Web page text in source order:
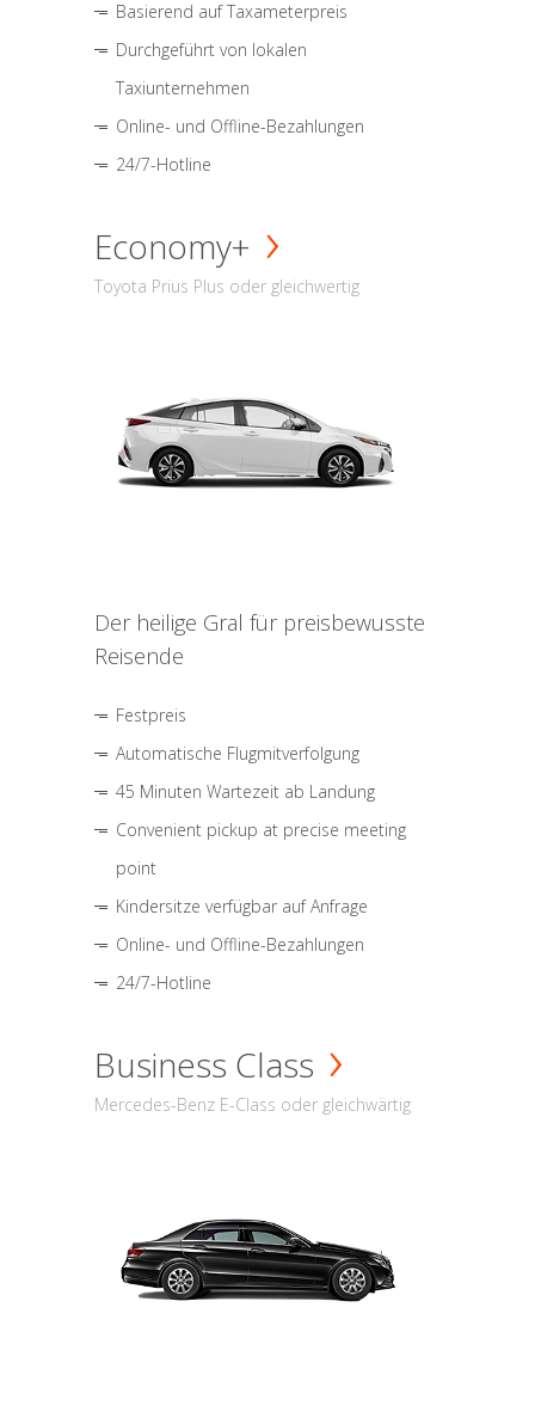
Basierend auf Taxameterpreis
Durchgeführt von lokalen
Taxiunternehmen
Online- und Offline-Bezahlungen
24/7-Hotline
Economy+
Toyota Prius Plus oder gleichwertig
Der heilige Gral für preisbewusste
Reisende
Festpreis
Automatische Flugmitverfolgung
45 Minuten Wartezeit ab Landung
Convenient pickup at precise meeting
point
Kindersitze verfügbar auf Anfrage
Online- und Offline-Bezahlungen
24/7-Hotline
Business Class
Mercedes-Benz E-Class oder gleichwärtig